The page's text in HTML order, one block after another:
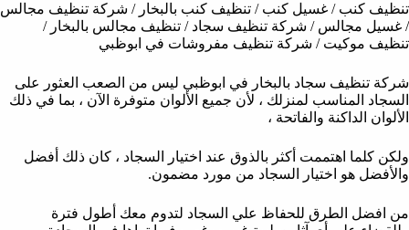
تنظيف كنب / غسيل كنب / تنظيف كنب بالبخار / شركة تنظيف مجالس
/ غسيل مجالس / شركة تنظيف سجاد / تنظيف مجالس بالبخار /
تنظيف موكيت / شركة تنظيف مفروشات في ابوظبي
شركة تنظيف سجاد بالبخار في ابوظبي ليس من الصعب العثور على
السجاد المناسب لمنزلك ، لأن جميع الألوان متوفرة الآن ، بما في ذلك
الألوان الداكنة والفاتحة ،
ولكن كلما اهتممت أكثر بالذوق عند اختيار السجاد ، كان ذلك أفضل
والأفضل هو اختيار السجاد من مورد مضمون.
من افضل الطرق للحفاظ علي السجاد لتدوم معك أطول فترة